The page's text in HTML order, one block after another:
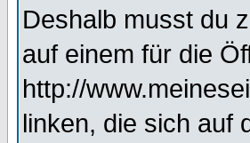
Deshalb musst du
auf einem für die
http://
linken, die sich auf